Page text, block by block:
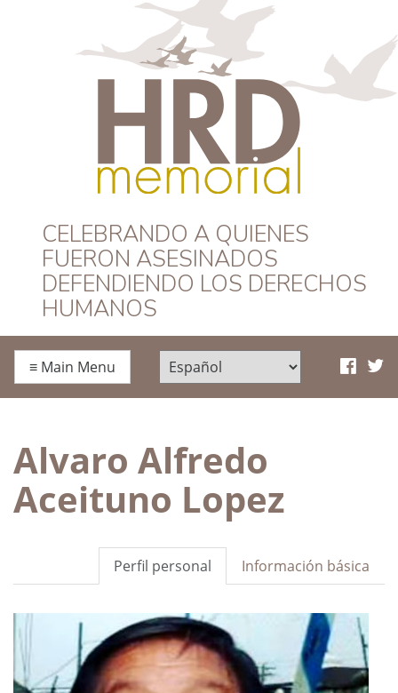
HRD Memorial –
Español
CELEBRANDO A QUIENES
FUERON ASESINADOS
DEFENDIENDO LOS DERECHOS
HUMANOS
≡ Main Menu
Alvaro Alfredo
Aceituno Lopez
Información básica
Perfil personal